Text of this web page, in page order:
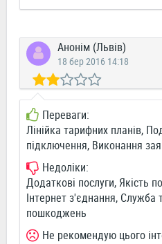
Анонім (Львів)
18 бер 2016 14:18
Переваги:
Лінійка тарифних планів,
підключення, Виконання
Недоліки:
Додаткові послуги, Якість
Інтернет з'єднання, Служба
пошкоджень
Не рекомендую цього